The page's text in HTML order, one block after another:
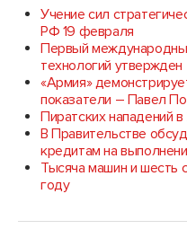
Учение сил
РФ 19 февраля
Первый
технологий утвержден
«Армия»
показатели – Павел
Пиратских нападений
В Правительстве
кредитам на
Тысяча машин и шесть
году